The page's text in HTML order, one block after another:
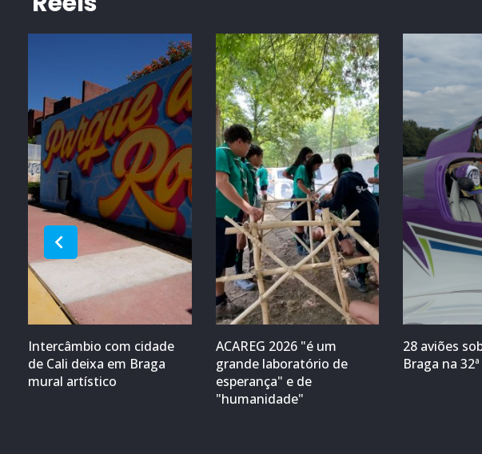
Intercâmbio com cidade
de Cali deixa em Braga
mural artístico
ACAREG 2026 "é um
grande laboratório de
esperança" e de
"humanidade"
28 aviões
Braga na